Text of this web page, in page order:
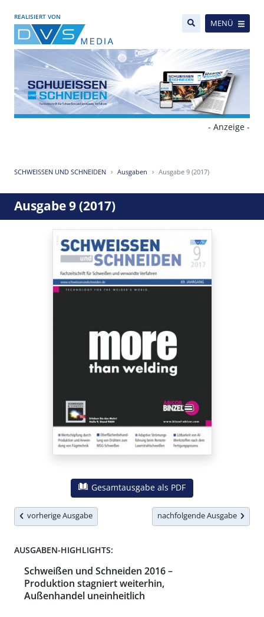
REALISIERT VON
MENÜ
- Anzeige -
SCHWEISSEN UND SCHNEIDEN Ausgaben Ausgabe 9 (2017)
Ausgabe 9 (2017)
Gesamtausgabe als PDF
vorherige Ausgabe nachfolgende Ausgabe
AUSGABEN-HIGHLIGHTS:
Schweißen und Schneiden 2016 –
Produktion stagniert weiterhin,
Außenhandel uneinheitlich